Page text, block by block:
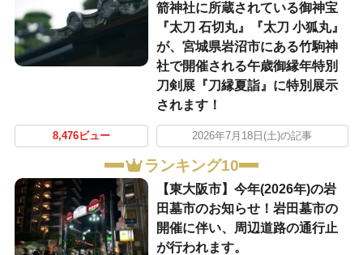
箭神社に所蔵されている御神宝
『太刀 石切丸』『太刀 小狐丸』
が、宮城県岩沼市にある竹駒神
社で開催される午歳御縁年特別
刀剣展『刀縁夏詣』に特別展示
されます！
8,476ビュー 2026年7月18日(土)の記事
ランキング10
【東大阪市】今年(2026年)の岩
田墓市のお知らせ！岩田墓市の
開催に伴い、周辺道路の通行止
が行われます。